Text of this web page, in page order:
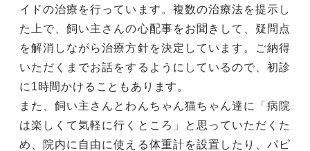
イドの治療を行っています。複数の治療法を提示し
た上で、飼い主さんの心配事をお聞きして、疑問点
を解消しながら治療方針を決定しています。ご納得
いただくまでお話をするようにしているので、初診
に1時間かけることもあります。
また、飼い主さんとわんちゃん猫ちゃん達に「病院
は楽しくて気軽に行くところ」と思っていただくた
め、院内に自由に使える体重計を設置したり、パピ